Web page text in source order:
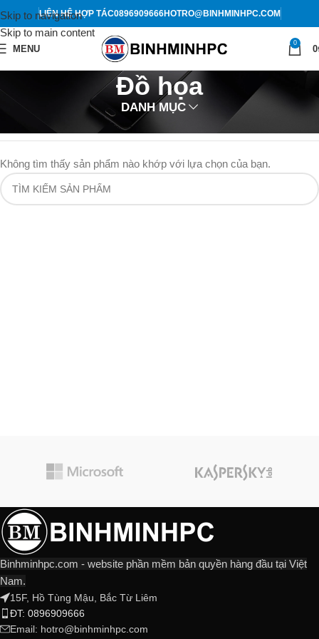
Skip to navigation
Skip to main content
LIÊN HỆ HỢP TÁC0896909666HOTRO@BINHMINHPC.COM
MENU
0
0
Đồ họa
DANH MỤC
Đồ họa
Không tìm thấy sản phẩm nào khớp với lựa chọn của bạn.
Binhminhpc.com - website phần mềm bản quyền hàng đầu tại Việt
Nam.
15F, Hồ Tùng Mậu, Bắc Từ Liêm
ĐT: 0896909666
Email: hotro@binhminhpc.com